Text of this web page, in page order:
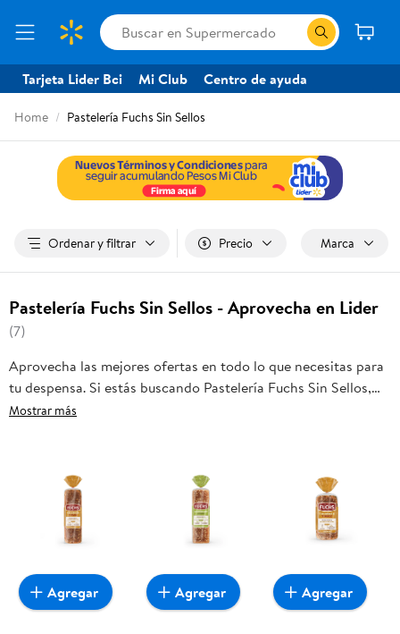
Tarjeta Lider Bci Mi Club Centro de ayuda
Home Pastelería Fuchs Sin Sellos
Ordenar y filtrar Precio Marca
Pastelería Fuchs Sin Sellos - Aprovecha en Lider
(7)
Aprovecha las mejores ofertas en todo lo que necesitas para
tu despensa. Si estás buscando Pastelería Fuchs Sin Sellos,
frutas frescas, carnes, pan o productos para el hogar, aquí lo
oportunidad sea realmente conveniente para ti y tu familia.
Mostrar más
Agregar Agregar Agregar